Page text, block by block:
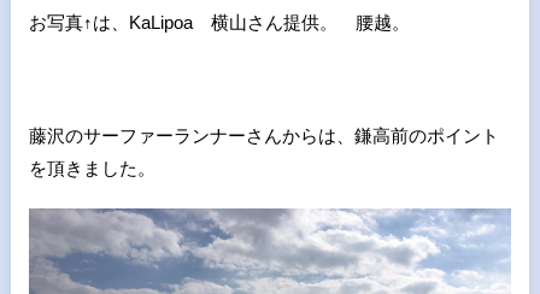
お写真↑は、KaLipoa 横山さん提供。 腰越。
藤沢のサーファーランナーさんからは、鎌高前のポイント
を頂きました。